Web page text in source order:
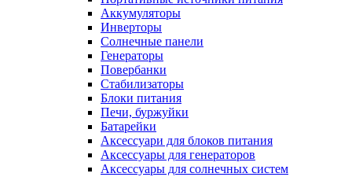
Аккумуляторы
Инверторы
Солнечные панели
Генераторы
Повербанки
Стабилизаторы
Блоки питания
Печи, буржуйки
Батарейки
Аксессуари для блоков питания
Аксессуары для генераторов
Аксессуары для солнечных систем